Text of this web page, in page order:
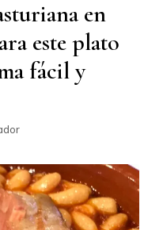
en
este plato
fácil y